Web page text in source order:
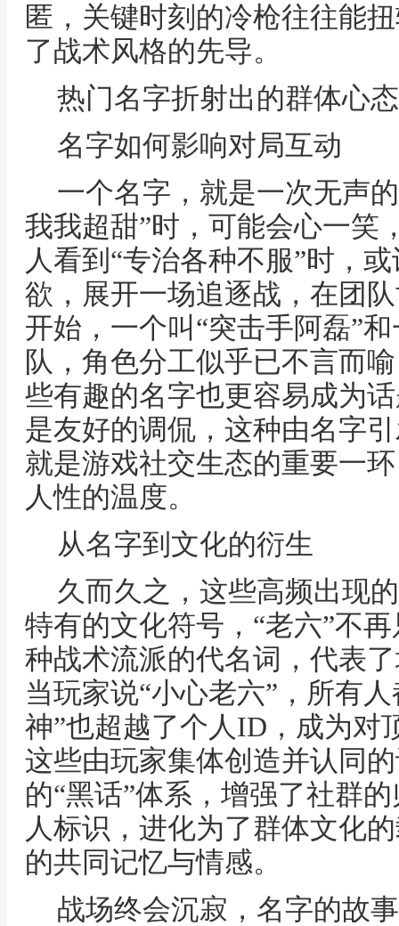
匿，关键时刻的冷枪往往能
了战术风格的先导。
热门名字折射出的群体心态
名字如何影响对局互动
一个名字，就是一次无声
我我超甜”时，可能会心一笑
人看到“专治各种不服”时，
欲，展开一场追逐战，在团
开始，一个叫“突击手阿磊”
队，角色分工似乎已不言而
些有趣的名字也更容易成为
是友好的调侃，这种由名字
就是游戏社交生态的重要一
人性的温度。
从名字到文化的衍生
久而久之，这些高频出现
特有的文化符号，“老六”不
种战术流派的代名词，代表
当玩家说“小心老六”，所有
神”也超越了个人ID，成为对
这些由玩家集体创造并认同
的“黑话”体系，增强了社群
人标识，进化为了群体文化
的共同记忆与情感。
战场终会沉寂，名字的故